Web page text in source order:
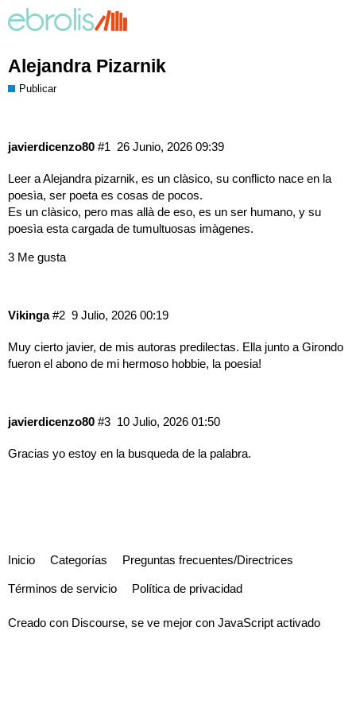
Alejandra Pizarnik
Publicar
javierdicenzo80 26 Junio, 2026 09:39
#1
Leer a Alejandra pizarnik, es un clàsico, su conflicto nace en la
poesìa, ser poeta es cosas de pocos.
Es un clàsico, pero mas allà de eso, es un ser humano, y su
poesìa esta cargada de tumultuosas imàgenes.
3 Me gusta
Vikinga 9 Julio, 2026 00:19
#2
Muy cierto javier, de mis autoras predilectas. Ella junto a Girondo
fueron el abono de mi hermoso hobbie, la poesia!
javierdicenzo80 10 Julio, 2026 01:50
#3
Gracias yo estoy en la busqueda de la palabra.
Inicio Categorías Preguntas frecuentes/Directrices
Términos de servicio Política de privacidad
Creado con Discourse, se ve mejor con JavaScript activado